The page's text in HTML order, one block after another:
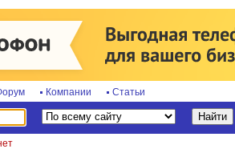
Компании Статьи